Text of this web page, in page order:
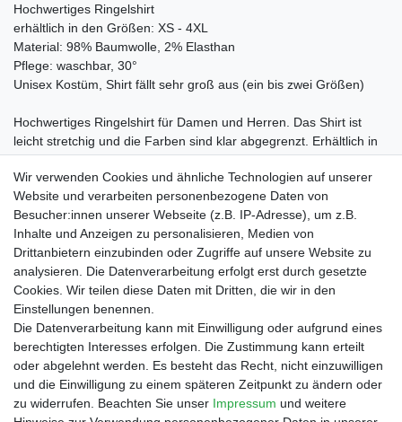
Hochwertiges Ringelshirt
erhältlich in den Größen: XS - 4XL
Material: 98% Baumwolle, 2% Elasthan
Pflege: waschbar, 30°
Unisex Kostüm, Shirt fällt sehr groß aus (ein bis zwei Größen)
Hochwertiges Ringelshirt für Damen und Herren. Das Shirt ist
leicht stretchig und die Farben sind klar abgegrenzt. Erhältlich in
kurzarm und als langärmliges Streifenshirt.
Shop
Zahlungs- und Versandbedingungen
Warenkorb
Kasse
Mein Konto
Kontakt
Facebook
Wir verwenden Cookies und ähnliche Technologien auf unserer
Website und verarbeiten personenbezogene Daten von
Besucher:innen unserer Webseite (z.B. IP-Adresse), um z.B.
Inhalte und Anzeigen zu personalisieren, Medien von
Drittanbietern einzubinden oder Zugriffe auf unsere Website zu
analysieren. Die Datenverarbeitung erfolgt erst durch gesetzte
Cookies. Wir teilen diese Daten mit Dritten, die wir in den
Einstellungen benennen.
Die Datenverarbeitung kann mit Einwilligung oder aufgrund eines
berechtigten Interesses erfolgen. Die Zustimmung kann erteilt
oder abgelehnt werden. Es besteht das Recht, nicht einzuwilligen
und die Einwilligung zu einem späteren Zeitpunkt zu ändern oder
zu widerrufen. Beachten Sie unser Impressum und weitere